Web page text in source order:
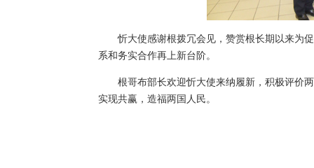
忻大使感谢根拨冗会见，赞赏根长期以来为促
系和务实合作再上新台阶。
根哥布部长欢迎忻大使来纳履新，积极评价两
实现共赢，造福两国人民。